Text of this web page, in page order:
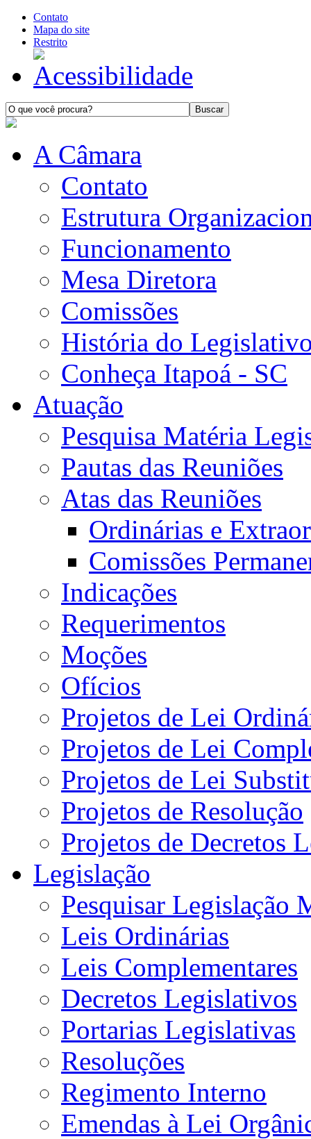
Contato
Mapa do site
Restrito
A Câmara
Contato
Estrutura
Funcionamento
Mesa Diretora
Comissões
História do
Conheça Itapoá - SC
Atuação
Pesquisa Matéria
Pautas das Reuniões
Atas das Reuniões
Ordinárias e
Comissões
Indicações
Requerimentos
Moções
Ofícios
Projetos de Lei
Projetos de Lei
Projetos de Lei
Projetos de Resolução
Projetos de Decretos
Legislação
Pesquisar Legislação
Leis Ordinárias
Leis Complementares
Decretos Legislativos
Portarias Legislativas
Resoluções
Regimento Interno
Emendas à Lei